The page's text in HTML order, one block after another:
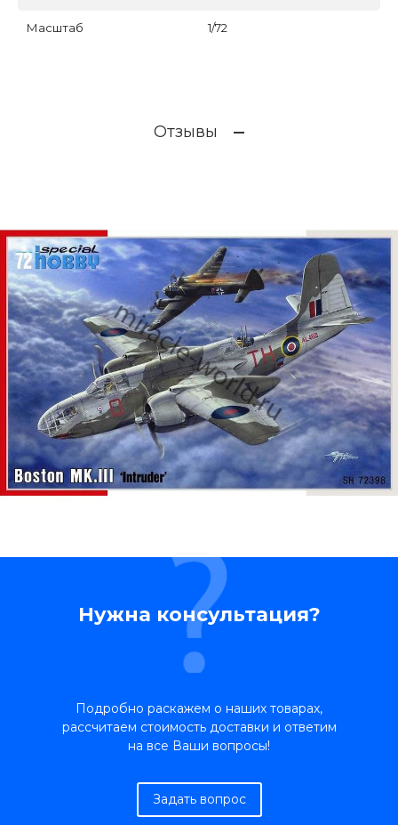
Масштаб 1/72
Отзывы
Нужна консультация?
Подробно раскажем о наших товарах,
рассчитаем стоимость доставки и ответим
на все Ваши вопросы!
Задать вопрос